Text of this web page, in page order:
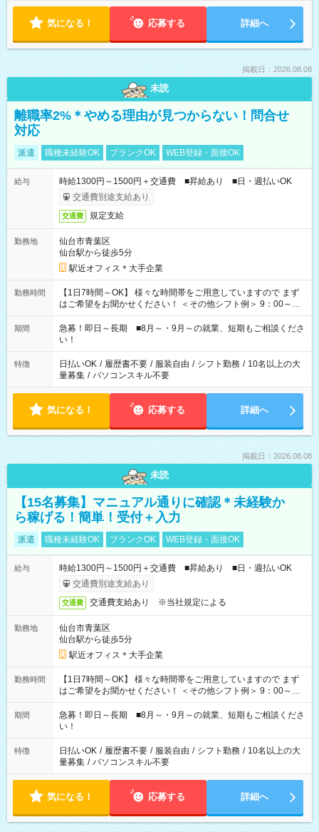
気になる！ 応募する 詳細へ
掲載日：2026.08.08
未読
離職率2%＊やめる理由が見つからない！問合せ
対応
派遣 職種未経験OK ブランクOK WEB登録・面接OK
給与
時給1300円～1500円＋交通費 ■昇給あり ■日・週払いOK
交通費別途支給あり
交通費 規定支給
勤務地
仙台市青葉区
仙台駅から徒歩5分
駅近オフィス＊大手企業
勤務時間
【1日7時間～OK】 様々な時間帯をご用意していますので まず
はご希望をお聞かせください！ ＜その他シフト例＞ 9：00～
17：00 11：00～20：00 などなど！その他のお時間もOKで
す！
期間
急募！即日～長期 ■8月～・9月～の就業、短期もご相談くださ
い！
特徴 日払いOK / 履歴書不要 / 服装自由 / シフト勤務 / 10名以上の大
量募集 / パソコンスキル不要
気になる！ 応募する 詳細へ
掲載日：2026.08.08
未読
【15名募集】マニュアル通りに確認＊未経験か
ら稼げる！簡単！受付＋入力
派遣 職種未経験OK ブランクOK WEB登録・面接OK
給与
時給1300円～1500円＋交通費 ■昇給あり ■日・週払いOK
交通費別途支給あり
交通費 交通費支給あり ※当社規定による
勤務地
仙台市青葉区
仙台駅から徒歩5分
駅近オフィス＊大手企業
勤務時間
【1日7時間～OK】 様々な時間帯をご用意していますので まず
はご希望をお聞かせください！ ＜その他シフト例＞ 9：00～
17：00 11：00～20：00 などなど！その他のお時間もOKで
す！
期間
急募！即日～長期 ■8月～・9月～の就業、短期もご相談くださ
い！
特徴 日払いOK / 履歴書不要 / 服装自由 / シフト勤務 / 10名以上の大
量募集 / パソコンスキル不要
気になる！ 応募する 詳細へ